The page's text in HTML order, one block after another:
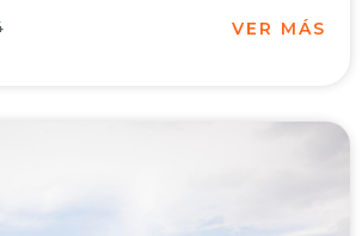
VER MÁS